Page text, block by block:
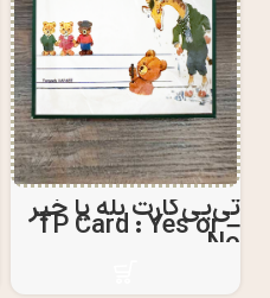
تی‌پی‌کارت بله یا خیر
– TP Card : Yes orNo